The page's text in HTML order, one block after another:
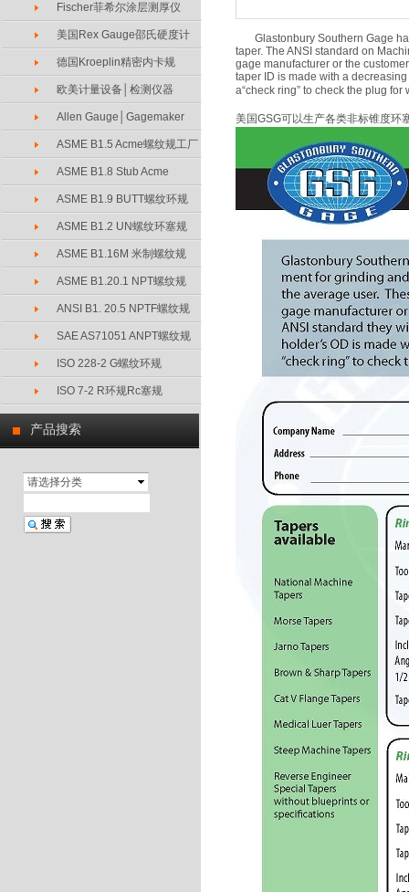
产品搜索
请选择分类
Fischer菲希尔涂层测厚仪
美国Rex Gauge邵氏硬度计
德国Kroeplin精密内卡规
欧美计量设备│检测仪器
Allen Gauge│Gagemaker
ASME B1.5 Acme螺纹规工厂
ASME B1.8 Stub Acme
ASME B1.9 BUTT螺纹环规
ASME B1.2 UN螺纹环塞规
ASME B1.16M 米制螺纹规
ASME B1.20.1 NPT螺纹规
ANSI B1. 20.5 NPTF螺纹规
SAE AS71051 ANPT螺纹规
ISO 228-2 G螺纹环规
ISO 7-2 R环规Rc塞规
Glastonbury Southern Gage
taper. The ANSI standard on
gage manufacturer or the
taper ID is made with a
a“check ring” to check the plug
美国GSG可以生产各类非标锥度环